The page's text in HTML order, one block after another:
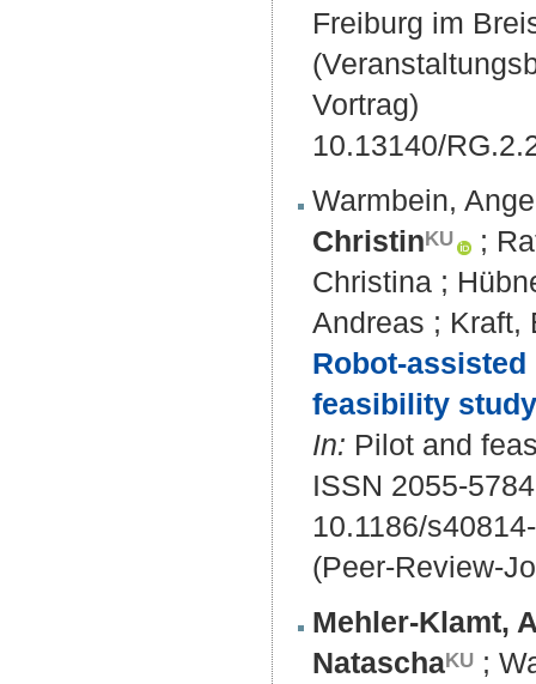
Freiburg im
Vortrag)
10.13140/
Warmbein,
Christin
;
Christina ;
Andreas ; Kraft,
Robot-
feasibility
In: Pilot and
ISSN 2055-5784
10.1186/
(Peer-Review-
Mehler-Klamt,
Natascha
;